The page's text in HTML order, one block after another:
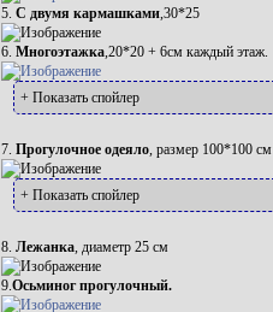
5.С двумя кармашками,30*25
6.Многоэтажка,20*20 + 6см каждый этаж.
+ Показать спойлер
7. Прогулочное одеяло, размер 100*100 см
+ Показать спойлер
8. Лежанка, диаметр 25 см
9.Осьминог прогулочный.